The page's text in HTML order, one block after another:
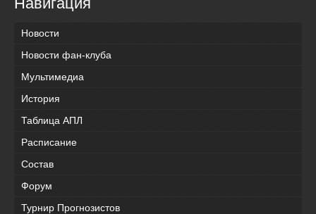
Новости
Новости фан-клуба
Мультимедиа
История
Таблица АПЛ
Расписание
Состав
Форум
Турнир Прогнозистов